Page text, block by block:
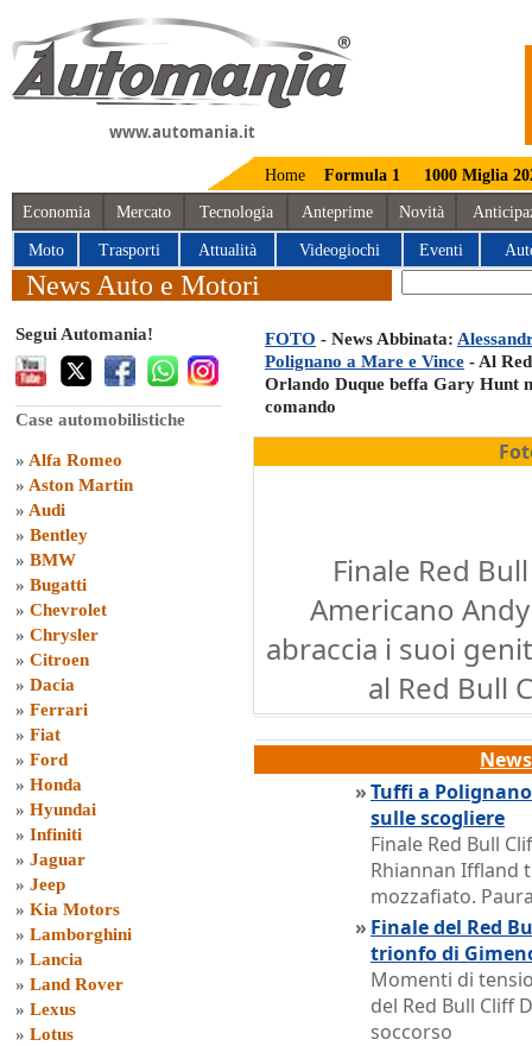
www.automania.it
Home Formula 1 1000 Miglia
Economia Mercato Tecnologia Anteprime Novità
Moto Trasporti Attualità Videogiochi Eventi
News Auto e Motori
Segui Automania!
Case automobilistiche
» Alfa Romeo
» Aston Martin
» Audi
» Bentley
» BMW
» Bugatti
» Chevrolet
» Chrysler
» Citroen
» Dacia
» Ferrari
» Fiat
» Ford
» Honda
» Hyundai
» Infiniti
» Jaguar
» Jeep
» Kia Motors
» Lamborghini
» Lancia
» Land Rover
» Lexus
» Lotus
FOTO - News Abbinata:
Polignano a Mare e Vince - Al
Orlando Duque beffa Gary Hunt
comando
Finale Red
Americano
abraccia i suoi
al Red Bull
»Tuffi a
sulle scogliere
Finale Red Bull
Rhiannan Iffland
mozzafiato.
» Finale del Red
trionfo di
Momenti di
del Red Bull Cliff
soccorso